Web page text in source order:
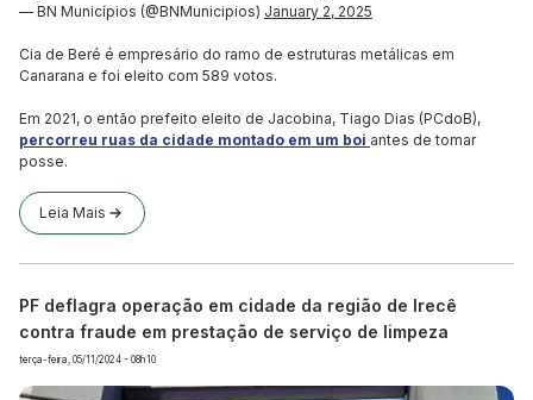
— BN Municípios (@BNMunicipios) January 2, 2025
Cia de Beré é empresário do ramo de estruturas metálicas em
Canarana e foi eleito com 589 votos.
Em 2021, o então prefeito eleito de Jacobina, Tiago Dias (PCdoB),
percorreu ruas da cidade montado em um boi antes de tomar
posse.
Leia Mais
PF deflagra operação em cidade da região de Irecê
contra fraude em prestação de serviço de limpeza
terça-feira, 05/11/2024 - 08h10